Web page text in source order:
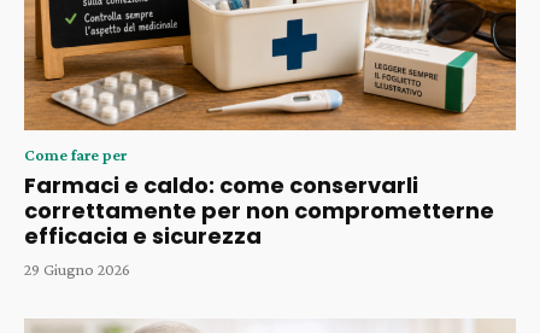
Come fare per
Farmaci e caldo: come conservarli
correttamente per non comprometterne
efficacia e sicurezza
29 Giugno 2026